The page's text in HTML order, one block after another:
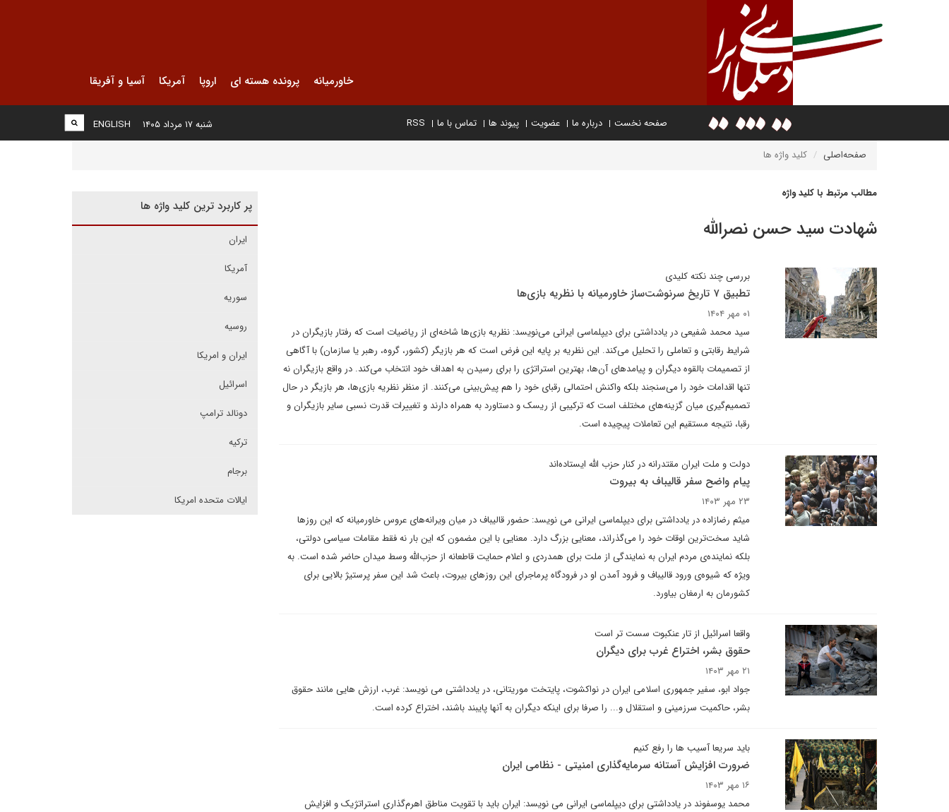
خاورمیانه پرونده هسته ای اروپا آمریکا آسیا و آفریقا
صفحه نخست درباره ما عضویت پیوند ها تماس با ما RSS
ENGLISH شنبه ۱۷ مرداد ۱۴۰۵
صفحه‌اصلی کلید واژه ها
مطالب مرتبط با کلید واژه
شهادت سید حسن نصرالله
بررسی چند نکته کلیدی
تطبیق ۷ تاریخ سرنوشت‌ساز خاورمیانه با نظریه بازی‌ها
۰۱ مهر ۱۴۰۴
سید محمد شفیعی در یادداشتی برای دیپلماسی ایرانی می‌نویسد: نظریه بازی‌ها شاخه‌ای از ریاضیات است که رفتار بازیگران در
شرایط رقابتی و تعاملی را تحلیل می‌کند. این نظریه بر پایه این فرض است که هر بازیگر (کشور، گروه، رهبر یا سازمان) با آگاهی
از تصمیمات بالقوه دیگران و پیامدهای آن‌ها، بهترین استراتژی را برای رسیدن به اهداف خود انتخاب می‌کند. در واقع بازیگران نه
تنها اقدامات خود را می‌سنجند بلکه واکنش احتمالی رقبای خود را هم پیش‌بینی می‌کنند. از منظر نظریه بازی‌ها، هر بازیگر در حال
تصمیم‌گیری میان گزینه‌های مختلف است که ترکیبی از ریسک و دستاورد به همراه دارند و تغییرات قدرت نسبی سایر بازیگران و
رقبا، نتیجه مستقیم این تعاملات پیچیده است.
دولت و ملت ایران مقتدرانه در کنار حزب الله ایستاده‌اند
پیام واضح سفر قالیباف به بیروت
۲۳ مهر ۱۴۰۳
میثم رضازاده در یادداشتی برای دیپلماسی ایرانی می نویسد: حضور قالیباف در میان ویرانه‌های عروس خاورمیانه که این روزها
شاید سخت‌ترین اوقات خود را می‌گذراند، معنایی بزرگ دارد. معنایی با این مضمون که این بار نه فقط مقامات سیاسی دولتی،
بلکه نماینده‌ی مردم ایران به نمایندگی از ملت برای همدردی و اعلام حمایت قاطعانه از حزب‌الله وسط میدان حاضر شده است. به
ویژه که شیوه‌ی ورود قالیباف و فرود آمدن او در فرودگاه پرماجرای این روزهای بیروت، باعث شد این سفر پرستیژ بالایی برای
کشورمان به ارمغان بیاورد.
واقعا اسرائیل از تار عنکبوت سست تر است
حقوق بشر، اختراع غرب برای دیگران
۲۱ مهر ۱۴۰۳
جواد ابو، سفیر جمهوری اسلامی ایران در نواکشوت، پایتخت موریتانی، در یادداشتی می نویسد: غرب، ارزش هایی مانند حقوق
بشر، حاکمیت سرزمینی و استقلال و... را صرفا برای اینکه دیگران به آنها پایبند باشند، اختراع کرده است.
باید سریعا آسیب ها را رفع کنیم
ضرورت افزایش آستانه سرمایه‌گذاری امنیتی - نظامی ایران
۱۶ مهر ۱۴۰۳
محمد یوسفوند در یادداشتی برای دیپلماسی ایرانی می نویسد: ایران باید با تقویت مناطق اهرم‌گذاری استراتژیک و افزایش
پر کاربرد ترین کلید واژه ها
ایران
آمریکا
سوریه
روسیه
ایران و امریکا
اسرائیل
دونالد ترامپ
ترکیه
برجام
ایالات متحده امریکا